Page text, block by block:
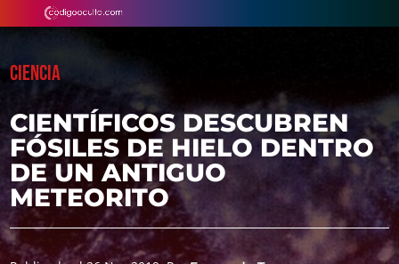
CIENCIA
CIENTÍFICOS DESCUBREN
FÓSILES DE HIELO DENTRO
DE UN ANTIGUO
METEORITO